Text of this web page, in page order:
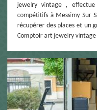
jewelry vintage ,
compétitifs à Messimy Sur
récupérer des places et un
Comptoir art jewelry vintage